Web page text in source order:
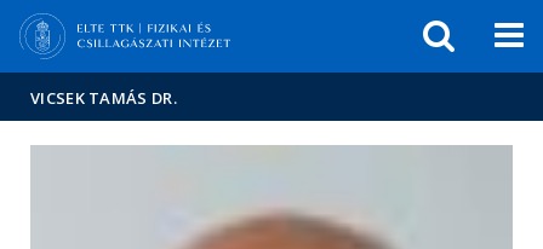
Események
sajtóban
VICSEK TAMÁS DR.